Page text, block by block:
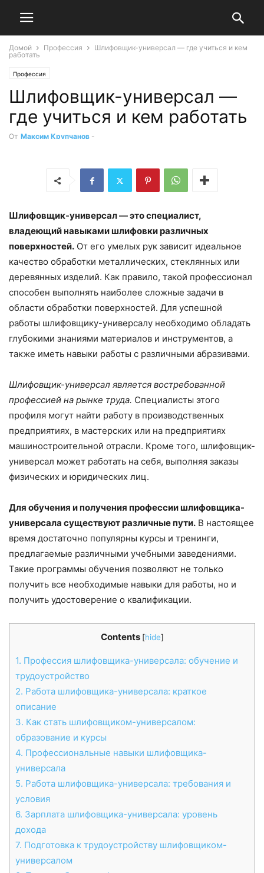
Домой Профессия
Шлифовщик-универсал — где учиться и кем
работать
Профессия
Шлифовщик-универсал —
где учиться и кем работать
От Максим Крупчанов -
Шлифовщик-универсал — это специалист,
владеющий навыками шлифовки различных
поверхностей. От его умелых рук зависит идеальное
качество обработки металлических, стеклянных или
деревянных изделий. Как правило, такой профессионал
способен выполнять наиболее сложные задачи в
области обработки поверхностей. Для успешной
работы шлифовщику-универсалу необходимо обладать
глубокими знаниями материалов и инструментов, а
также иметь навыки работы с различными абразивами.
Шлифовщик-универсал является востребованной
профессией на рынке труда. Специалисты этого
профиля могут найти работу в производственных
предприятиях, в мастерских или на предприятиях
машиностроительной отрасли. Кроме того, шлифовщик-
универсал может работать на себя, выполняя заказы
физических и юридических лиц.
Для обучения и получения профессии шлифовщика-
универсала существуют различные пути. В настоящее
время достаточно популярны курсы и тренинги,
предлагаемые различными учебными заведениями.
Такие программы обучения позволяют не только
получить все необходимые навыки для работы, но и
получить удостоверение о квалификации.
Contents [hide]
1. Профессия шлифовщика-универсала: обучение и
трудоустройство
2. Работа шлифовщика-универсала: краткое
описание
3. Как стать шлифовщиком-универсалом:
образование и курсы
4. Профессиональные навыки шлифовщика-
универсала
5. Работа шлифовщика-универсала: требования и
условия
6. Зарплата шлифовщика-универсала: уровень
дохода
7. Подготовка к трудоустройству шлифовщиком-
универсалом